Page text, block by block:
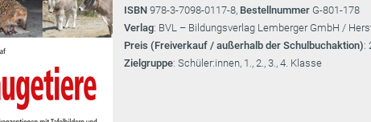
ISBN 978-3-7098-0117-8, Bestellnummer G-801-178
Verlag: BVL – Bildungsverlag Lemberger GmbH /
Preis (Freiverkauf / außerhalb der Schulbuchaktion):
Zielgruppe: Schüler:innen, 1., 2., 3., 4. Klasse